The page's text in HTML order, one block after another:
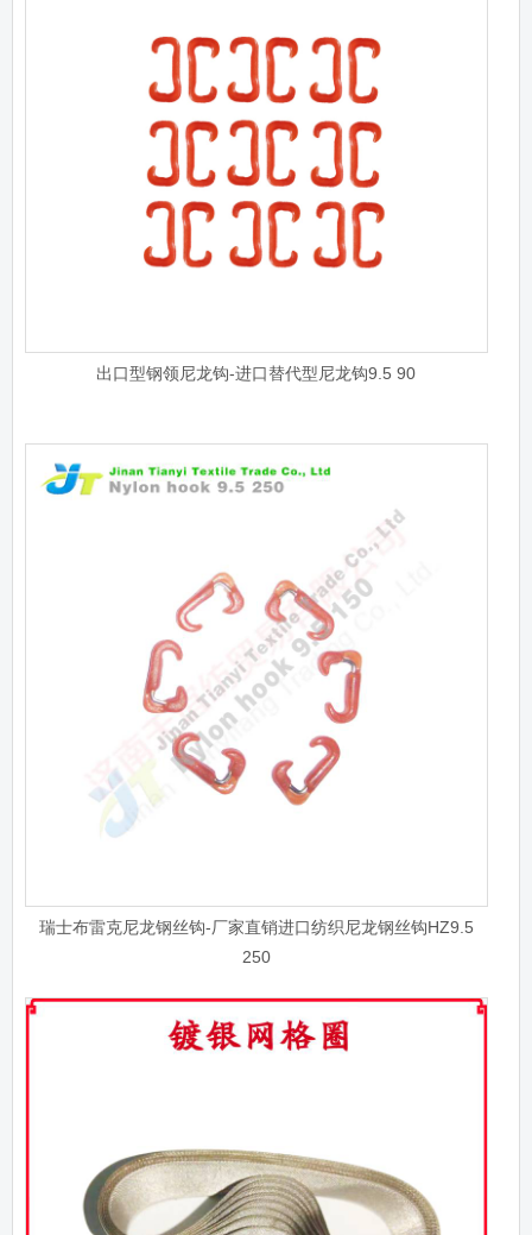
出口型钢领尼龙钩-进口替代型尼龙钩9.5 90
瑞士布雷克尼龙钢丝钩-厂家直销进口纺织尼龙钢丝钩HZ9.5
250